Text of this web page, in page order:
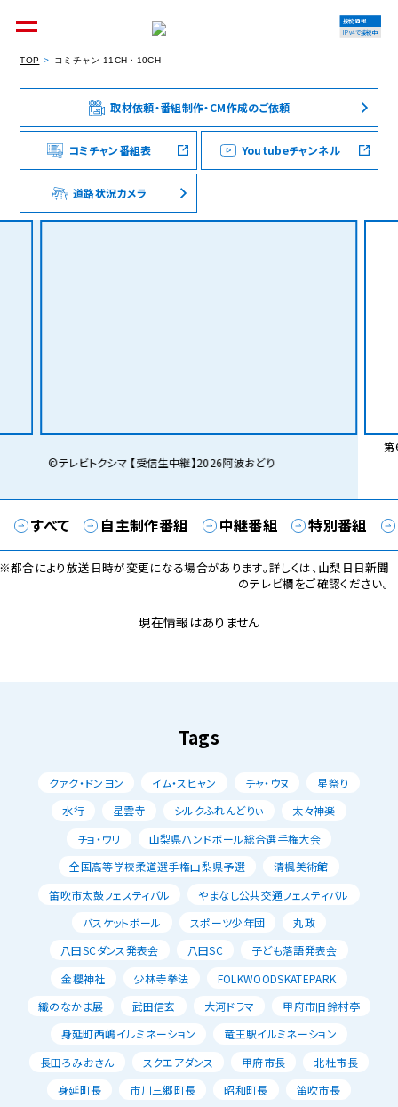
個人のお客様 集合住宅オーナーの方
法人のお客様 料金シミュレーション
接続情報
IPv4で接続中
TOP コミチャン 11CH・10CH
取材依頼・番組制作・CM作成のご依頼
コミチャン番組表 Youtubeチャンネル
道路状況カメラ
©テレビトクシマ 【受信生中継】2026阿波おどり
第
すべて 自主制作番組 中継番組 特別番組
都合により放送日時が変更になる場合があります。詳しくは、山梨日日新聞
のテレビ欄をご確認ください。
現在情報はありません
Tags
クァク・ドンヨン イム・スヒャン チャ・ウヌ
星祭り
水行
星雲寺 シルクふれんどりぃ
太々神楽
チョ・ウリ
山梨県ハンドボール総合選手権大会
全国高等学校柔道選手権山梨県予選
清楓美術館
笛吹市太鼓フェスティバル
やまなし公共交通フェスティバル
バスケットボール
スポーツ少年団
丸政
八田SCダンス発表会
八田SC
子ども落語発表会
金櫻神社
少林寺拳法
FOLKWOODSKATEPARK
織のなかま展
武田信玄 大河ドラマ
甲府市旧鈴村亭
身延町西嶋イルミネーション
竜王駅イルミネーション
長田ろみおさん
スクエアダンス 甲府市長
北杜市長
身延町長
市川三郷町長 昭和町長
笛吹市長